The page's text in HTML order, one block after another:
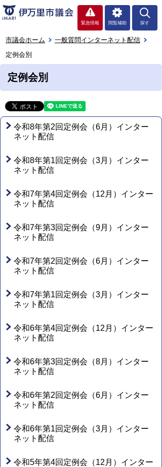
緊急情報 閲覧補助 探す
市議会ホーム
一般質問インターネット配信
定例会別
定例会別
令和8年第2回定例会（6月）インター
ネット配信
令和8年第1回定例会（3月）インター
ネット配信
令和7年第4回定例会（12月）インター
ネット配信
令和7年第3回定例会（9月）インター
ネット配信
令和7年第2回定例会（6月）インター
ネット配信
令和7年第1回定例会（3月）インター
ネット配信
令和6年第4回定例会（12月）インター
ネット配信
令和6年第3回定例会（8月）インター
ネット配信
令和6年第2回定例会（6月）インター
ネット配信
令和6年第1回定例会（3月）インター
ネット配信
令和5年第4回定例会（12月）インター